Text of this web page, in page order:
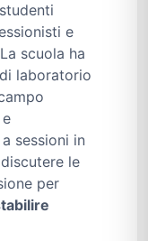
e
scuola ha
laboratorio
sessioni in
le
per